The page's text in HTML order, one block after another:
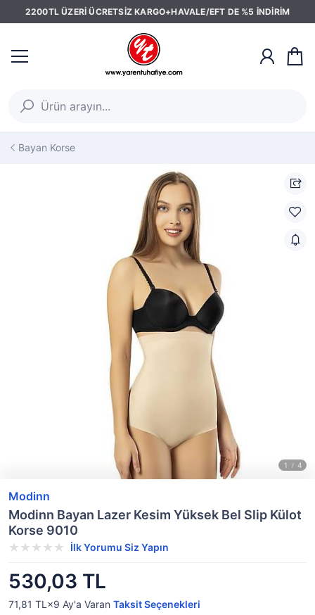
2200TL ÜZERİ ÜCRETSİZ KARGO+HAVALE/EFT DE %5 İNDİRİM
Bayan Korse
Modinn
Modinn Bayan Lazer Kesim Yüksek Bel Slip Külot
Korse 9010
İlk Yorumu Siz Yapın
530,03 TL
71,81 TL×9 Ay'a Varan Taksit Seçenekleri